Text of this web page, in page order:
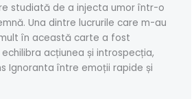
studiată de a injecta umor într-o
Una dintre lucrurile care m-au
în această carte a fost
acțiunea și introspecția,
Ignoranta între emoții rapide și